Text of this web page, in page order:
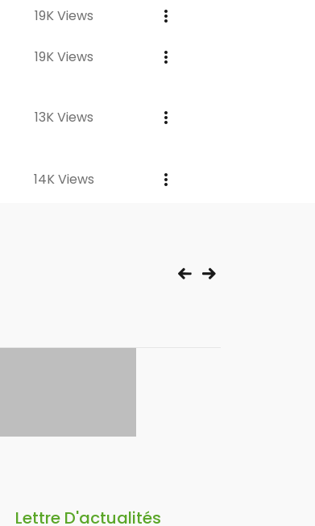
19K Views
19K Views
13K Views
14K Views
Lettre D'actualités